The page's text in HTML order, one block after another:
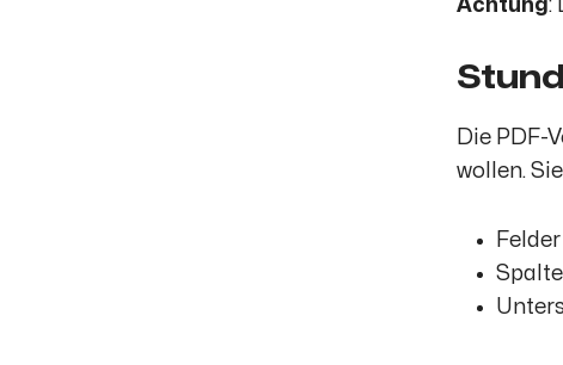
Achtung:
Die PDF-
wollen.